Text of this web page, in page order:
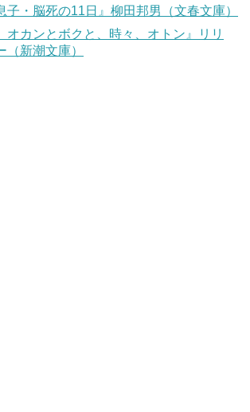
子・脳死の11日』柳田邦男（文春文庫）
オカンとボクと、時々、オトン』リリ
（新潮文庫）